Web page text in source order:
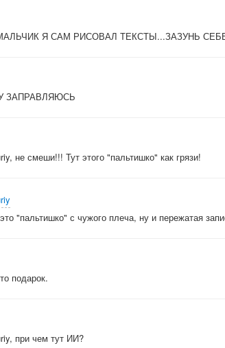
МАЛЬЧИК Я САМ РИСОВАЛ ТЕКСТЫ...ЗАЗУНЬ
ЗАПРАВЛЯЮСЬ
не смеши!!! Тут этого "пальтишко" как грязи!
"пальтишко" с чужого плеча, ну и пережатая
подарок.
при чем тут ИИ?